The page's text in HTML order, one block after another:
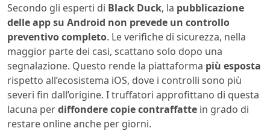
Secondo gli esperti di Black Duck, la pubblicazione
delle app su Android non prevede un controllo
preventivo completo. Le verifiche di sicurezza, nella
maggior parte dei casi, scattano solo dopo una
segnalazione. Questo rende la piattaforma più esposta
rispetto all’ecosistema iOS, dove i controlli sono più
severi fin dall’origine. I truffatori approfittano di questa
lacuna perdiffondere copie contraffatte in grado di
restare online anche per giorni.